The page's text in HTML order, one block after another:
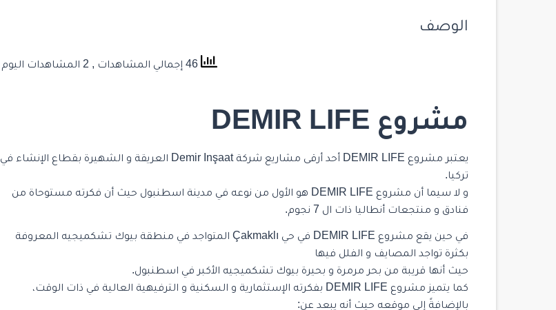
الوصف
, 2 المشاهدات اليوم
مشروع DEMIR LIFE
يعتبر مشروع DEMIR LIFE أحد أرقى مشاريع شركة Demir Inşaat العريقة و الشهيرة بقطاع الإنشاء في
تركيا.
و لا سيما أن مشروع DEMIR LIFE هو الأول من نوعه في مدينة اسطنبول حيث أن فكرته مستوحاة من
فنادق و منتجعات أنطاليا ذات ال 7 نجوم.
في حين يقع مشروع DEMIR LIFE في حي Çakmaklı المتواجد في منطقة بيوك تشكميجيه المعروفة
بكثرة تواجد المصايف و الفلل فيها
حيث أنها قريبة من بحر مرمرة و بحيرة بيوك تشكميجيه الأكبر في اسطنبول.
كما يتميز مشروع DEMIR LIFE بفكرته الإستثمارية و السكنية و الترفيهية العالية في ذات الوقت،
بالإضافةً إلى موقعه حيث أنه يبعد عن: